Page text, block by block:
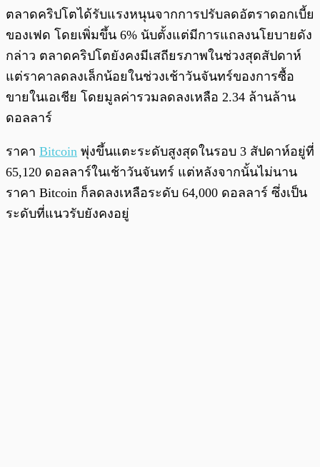
ตลาดคริปโตได้รับแรงหนุนจากการปรับลดอัตราดอกเบี้ย
ของเฟด โดยเพิ่มขึ้น 6% นับตั้งแต่มีการแถลงนโยบายดัง
กล่าว ตลาดคริปโตยังคงมีเสถียรภาพในช่วงสุดสัปดาห์
แต่ราคาลดลงเล็กน้อยในช่วงเช้าวันจันทร์ของการซื้อ
ขายในเอเชีย โดยมูลค่ารวมลดลงเหลือ 2.34 ล้านล้าน
ดอลลาร์
ราคา Bitcoin พุ่งขึ้นแตะระดับสูงสุดในรอบ 3 สัปดาห์อยู่ที่
65,120 ดอลลาร์ในเช้าวันจันทร์ แต่หลังจากนั้นไม่นาน
ราคา Bitcoin ก็ลดลงเหลือระดับ 64,000 ดอลลาร์ ซึ่งเป็น
ระดับที่แนวรับยังคงอยู่